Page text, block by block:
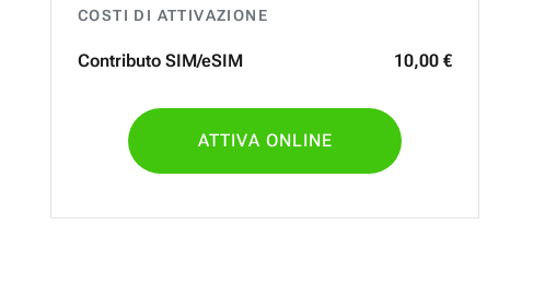
COSTI DI ATTIVAZIONE
Contributo SIM/eSIM 10,00 €
ATTIVA ONLINE